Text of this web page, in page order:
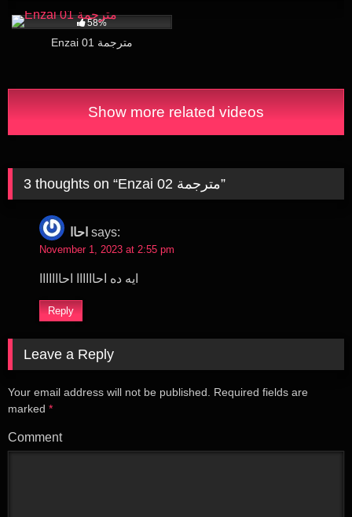
58%
Enzai 01 مترجمة
Show more related videos
3 thoughts on “ Enzai 02 مترجمة”
احاا says:
November 1, 2023 at 2:55 pm
ايه ده احاااااا احااااااا
Reply
Leave a Reply
Your email address will not be published.
Required fields are
marked *
Comment